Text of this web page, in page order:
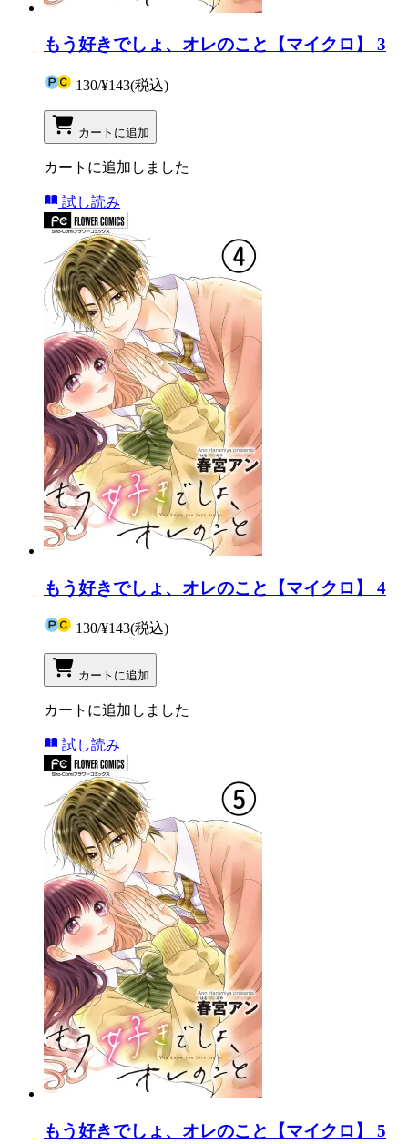
もう好きでしょ、オレのこと【マイクロ】 3
130/¥143(税込)
カートに追加
カートに追加しました
試し読み
もう好きでしょ、オレのこと【マイクロ】 4
130/¥143(税込)
カートに追加
カートに追加しました
試し読み
もう好きでしょ、オレのこと【マイクロ】 5